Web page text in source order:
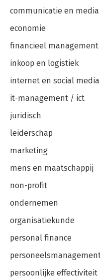
communicatie en media
economie
financieel management
inkoop en logistiek
internet en social media
it-management / ict
juridisch
leiderschap
marketing
mens en maatschappij
non-profit
ondernemen
organisatiekunde
personal finance
persoonlijke effectiviteit